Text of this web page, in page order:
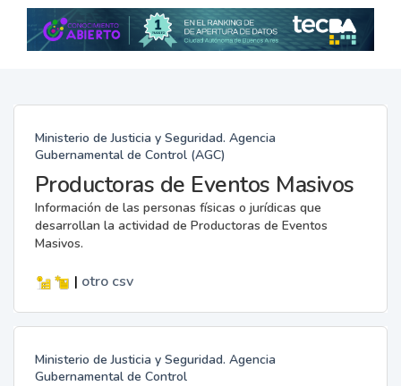
Ministerio de Justicia y Seguridad. Agencia
Gubernamental de Control (AGC)
Productoras de Eventos Masivos
Información de las personas físicas o jurídicas que
desarrollan la actividad de Productoras de Eventos
Masivos.
| otro csv
Ministerio de Justicia y Seguridad. Agencia
Gubernamental de Control